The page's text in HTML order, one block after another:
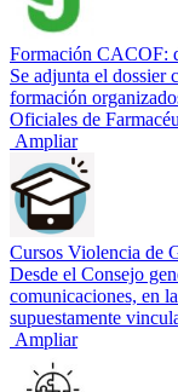
Formación CACOF:
Se adjunta el dossier
formación
Oficiales de
Ampliar
Cursos Violencia de
Desde el Consejo
comunicaciones, en
supuestamente
Ampliar